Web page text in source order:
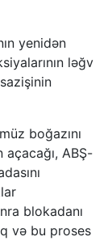
yenidən
ləğv
boğazını
ABŞ-
blokadanı
və bu proses